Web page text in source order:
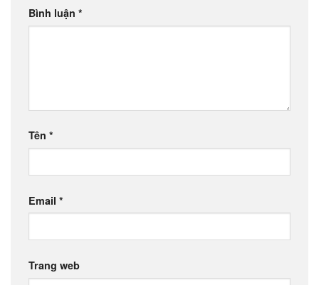
Bình luận *
Tên *
Email *
Trang web